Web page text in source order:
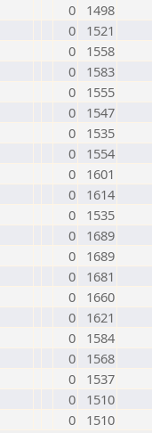
0
1498
0
1521
0
1558
0
1583
0
1555
0
1547
0
1535
0
1554
0
1601
0
1614
0
1535
0
1689
0
1689
0
1681
0
1660
0
1621
0
1584
0
1568
0
1537
0
1510
0 1510